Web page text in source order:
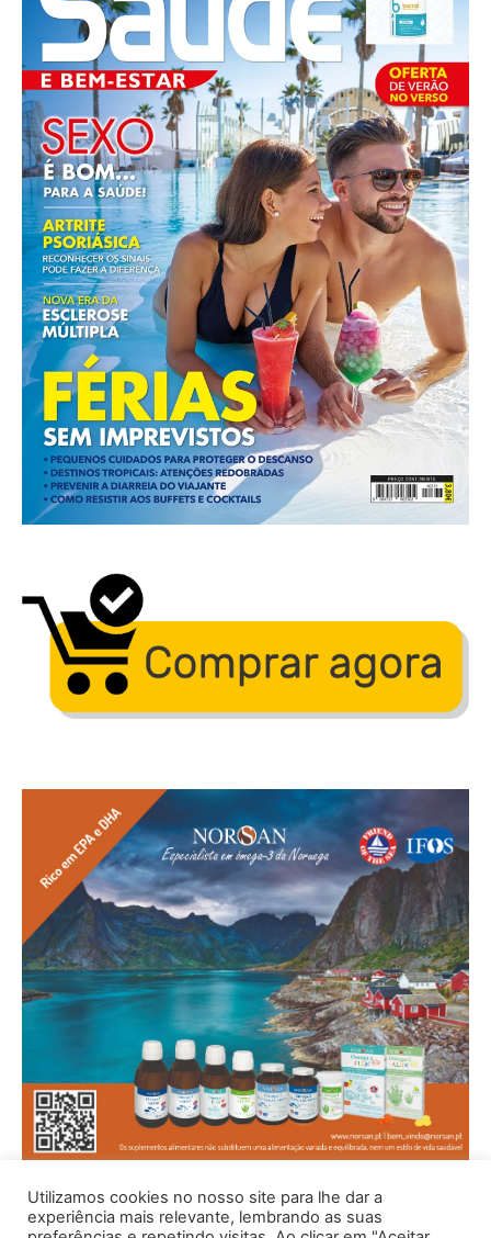
Utilizamos cookies no nosso site para lhe dar a
experiência mais relevante, lembrando as suas